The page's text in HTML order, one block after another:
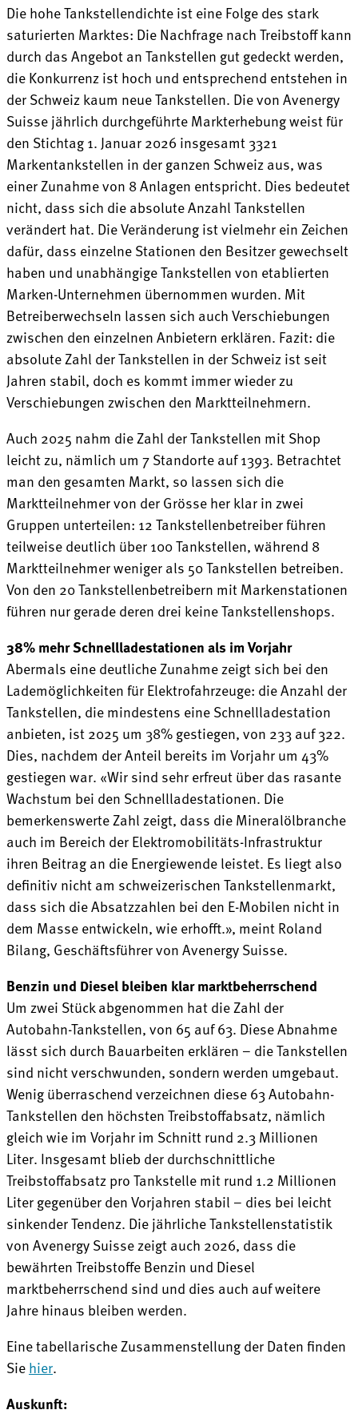
Die hohe Tankstellendichte ist eine Folge des stark
saturierten Marktes: Die Nachfrage nach Treibstoff kann
durch das Angebot an Tankstellen gut gedeckt werden,
die Konkurrenz ist hoch und entsprechend entstehen in
der Schweiz kaum neue Tankstellen. Die von Avenergy
Suisse jährlich durchgeführte Markterhebung weist für
den Stichtag 1. Januar 2026 insgesamt 3321
Markentankstellen in der ganzen Schweiz aus, was
einer Zunahme von 8 Anlagen entspricht. Dies bedeutet
nicht, dass sich die absolute Anzahl Tankstellen
verändert hat. Die Veränderung ist vielmehr ein Zeichen
dafür, dass einzelne Stationen den Besitzer gewechselt
haben und unabhängige Tankstellen von etablierten
Marken-Unternehmen übernommen wurden. Mit
Betreiberwechseln lassen sich auch Verschiebungen
zwischen den einzelnen Anbietern erklären. Fazit: die
absolute Zahl der Tankstellen in der Schweiz ist seit
Jahren stabil, doch es kommt immer wieder zu
Verschiebungen zwischen den Marktteilnehmern.
Auch 2025 nahm die Zahl der Tankstellen mit Shop
leicht zu, nämlich um 7 Standorte auf 1393. Betrachtet
man den gesamten Markt, so lassen sich die
Marktteilnehmer von der Grösse her klar in zwei
Gruppen unterteilen: 12 Tankstellenbetreiber führen
teilweise deutlich über 100 Tankstellen, während 8
Marktteilnehmer weniger als 50 Tankstellen betreiben.
Von den 20 Tankstellenbetreibern mit Markenstationen
führen nur gerade deren drei keine Tankstellenshops.
38% mehr Schnellladestationen als im Vorjahr
Abermals eine deutliche Zunahme zeigt sich bei den
Lademöglichkeiten für Elektrofahrzeuge: die Anzahl der
Tankstellen, die mindestens eine Schnellladestation
anbieten, ist 2025 um 38% gestiegen, von 233 auf 322.
Dies, nachdem der Anteil bereits im Vorjahr um 43%
gestiegen war. «Wir sind sehr erfreut über das rasante
Wachstum bei den Schnellladestationen. Die
bemerkenswerte Zahl zeigt, dass die Mineralölbranche
auch im Bereich der Elektromobilitäts-Infrastruktur
ihren Beitrag an die Energiewende leistet. Es liegt also
definitiv nicht am schweizerischen Tankstellenmarkt,
dass sich die Absatzzahlen bei den E-Mobilen nicht in
dem Masse entwickeln, wie erhofft.», meint Roland
Bilang, Geschäftsführer von Avenergy Suisse.
Benzin und Diesel bleiben klar marktbeherrschend
Um zwei Stück abgenommen hat die Zahl der
Autobahn-Tankstellen, von 65 auf 63. Diese Abnahme
lässt sich durch Bauarbeiten erklären – die Tankstellen
sind nicht verschwunden, sondern werden umgebaut.
Wenig überraschend verzeichnen diese 63 Autobahn-
Tankstellen den höchsten Treibstoffabsatz, nämlich
gleich wie im Vorjahr im Schnitt rund 2.3 Millionen
Liter. Insgesamt blieb der durchschnittliche
Treibstoffabsatz pro Tankstelle mit rund 1.2 Millionen
Liter gegenüber den Vorjahren stabil – dies bei leicht
sinkender Tendenz. Die jährliche Tankstellenstatistik
von Avenergy Suisse zeigt auch 2026, dass die
bewährten Treibstoffe Benzin und Diesel
marktbeherrschend sind und dies auch auf weitere
Jahre hinaus bleiben werden.
Eine tabellarische Zusammenstellung der Daten finden
Siehier.
Auskunft: